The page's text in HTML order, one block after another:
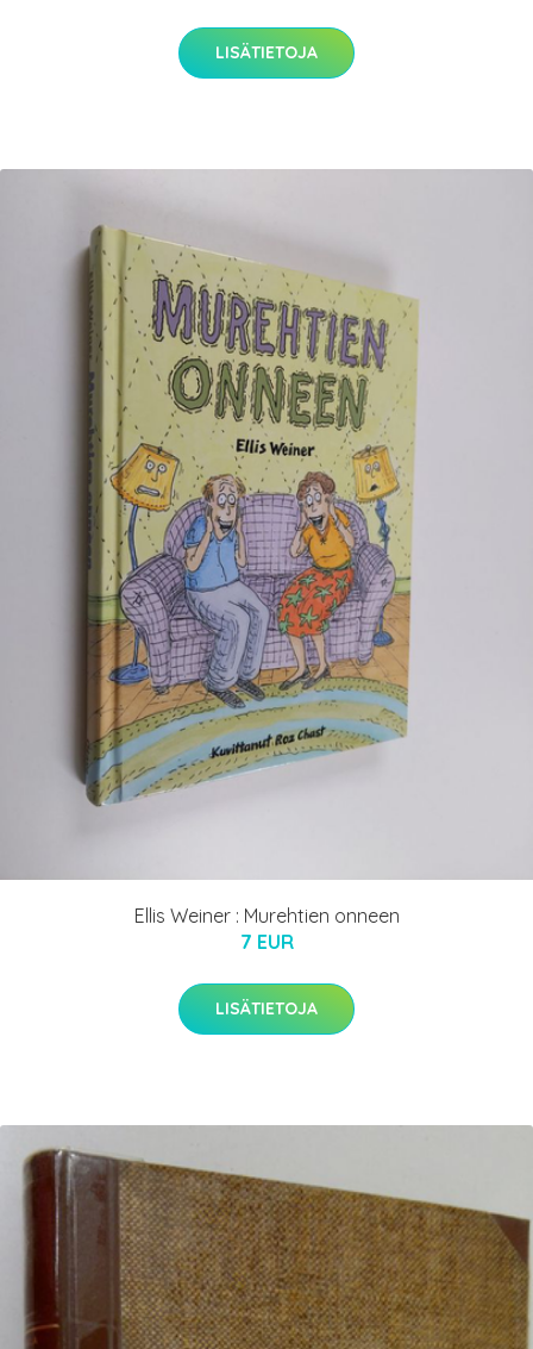
LISÄTIETOJA
Ellis Weiner : Murehtien onneen
7 EUR
LISÄTIETOJA